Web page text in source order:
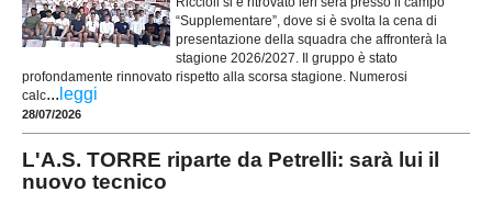
“Supplementare”, dove si è svolta la cena di
presentazione della squadra che affronterà la
stagione 2026/2027. Il gruppo è stato
profondamente rinnovato rispetto alla scorsa stagione. Numerosi
calc... leggi
28/07/2026
L'A.S. TORRE riparte da Petrelli: sarà lui il
nuovo tecnico